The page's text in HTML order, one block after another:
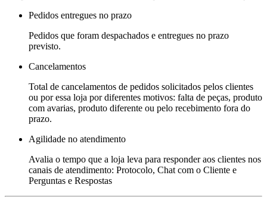
Pedidos entregues no prazo
Pedidos que foram despachados e entregues no prazo
previsto.
Cancelamentos
Total de cancelamentos de pedidos solicitados pelos clientes
ou por essa loja por diferentes motivos: falta de peças, produto
com avarias, produto diferente ou pelo recebimento fora do
prazo.
Agilidade no atendimento
Avalia o tempo que a loja leva para responder aos clientes nos
canais de atendimento: Protocolo, Chat com o Cliente e
Perguntas e Respostas